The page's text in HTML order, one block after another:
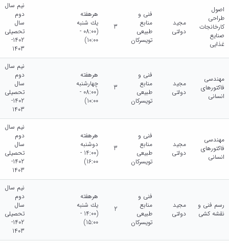
اصول
طراحی
کارخانجات
صنایع
غذایی
مجید
دولتی
فنی و
منابع
طبیعی
تویسرکان
3
هرهفته
يك شنبه
(08:00 -
10:00)
نیم سال
دوم
سال
تحصیلی
1402-
1403
مهندسی
فاکتورهای
انسانی
مجید
دولتی
فنی و
منابع
طبیعی
تویسرکان
3
هرهفته
چهارشنبه
(08:00 -
10:00)
نیم سال
دوم
سال
تحصیلی
1402-
1403
مهندسی
فاکتورهای
انسانی
مجید
دولتی
فنی و
منابع
طبیعی
تویسرکان
3
هرهفته
دوشنبه
(14:00 -
16:00)
نیم سال
دوم
سال
تحصیلی
1402-
1403
رسم فنی و
نقشه کشی
مجید
دولتی
فنی و
منابع
طبیعی
تویسرکان
2
هرهفته
يك شنبه
(14:00 -
15:00)
نیم سال
دوم
سال
تحصیلی
1402-
1403